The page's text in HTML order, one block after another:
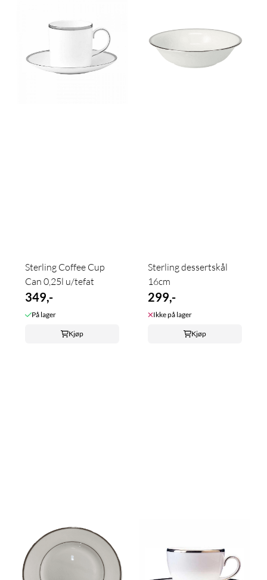
Sterling Coffee Cup
Can 0,25l u/tefat
349,-
På lager
Kjøp
Sterling dessertskål
16cm
299,-
Ikke på lager
Kjøp